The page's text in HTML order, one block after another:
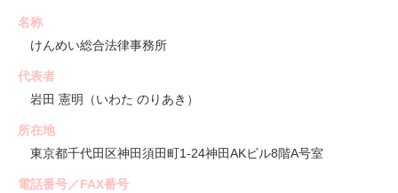
名称
けんめい総合法律事務所
代表者
岩田 憲明（いわた のりあき）
所在地
東京都千代田区神田須田町1-24神田AKビル8階A号室
電話番号／FAX番号